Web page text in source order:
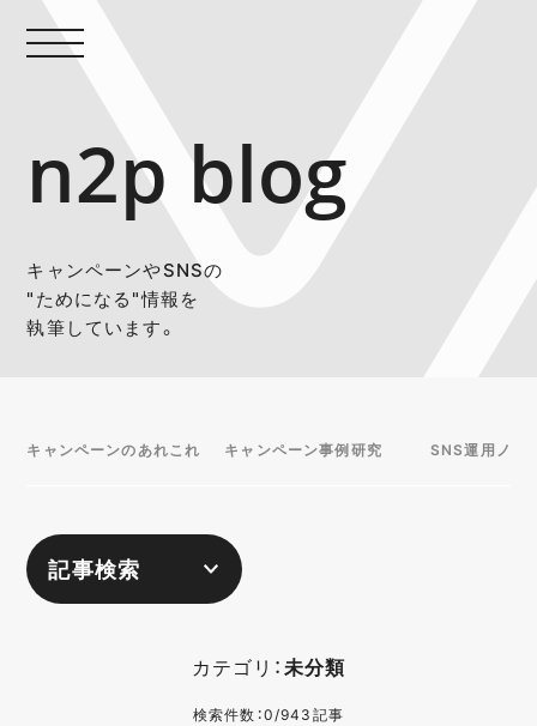
n2p blog
キャンペーンやSNSの
"ためになる"情報を
執筆しています。
キャンペーンのあれこれ キャンペーン事例研究 SNS運用ノウ
記事検索
カテゴリ：未分類
検索件数：0/943記事